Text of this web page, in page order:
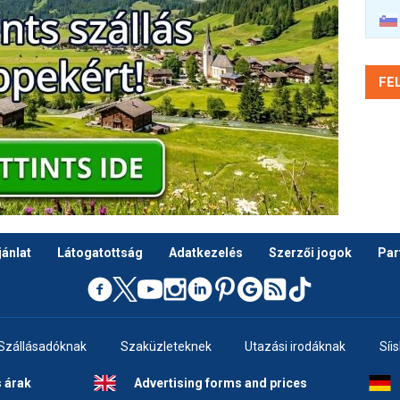
Látogatottság Adatkezelés Szerzői jogok
Szaküzleteknek Utazási irodáknak
árak Advertising forms and prices